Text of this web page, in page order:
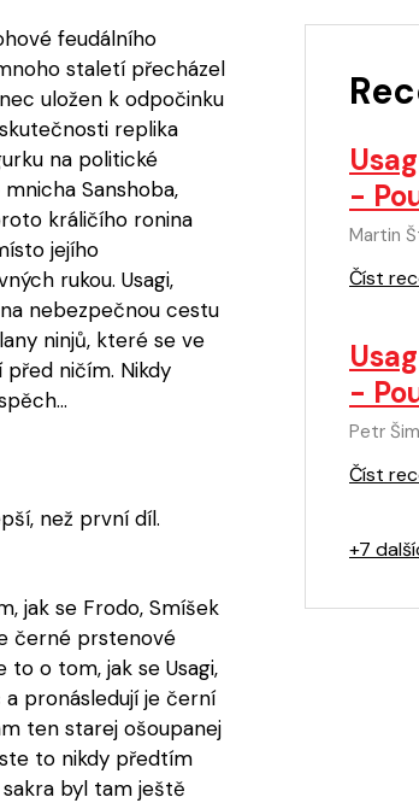
feudálního
staletí přecházel
uložen k odpočinku
replika
na politické
Sanshoba,
králičího ronina
jejího
rukou. Usagi,
nebezpečnou cestu
ninjů, které se ve
ničím. Nikdy
než první díl.
jak se Frodo, Smíšek
černé prstenové
to o tom, jak se Usagi,
pronásledují je černí
ten starej ošoupanej
to nikdy předtím
sakra byl tam ještě
-
Martin
Číst
-
Petr
Číst
+7